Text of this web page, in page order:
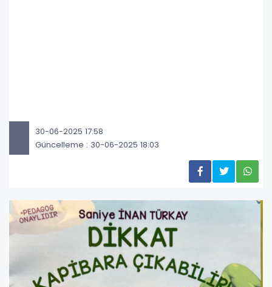
30-06-2025 17:58
Güncelleme : 30-06-2025 18:03